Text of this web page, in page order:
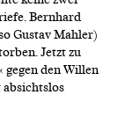
Bernhard
Gustav Mahler)
Jetzt zu
gegen den Willen